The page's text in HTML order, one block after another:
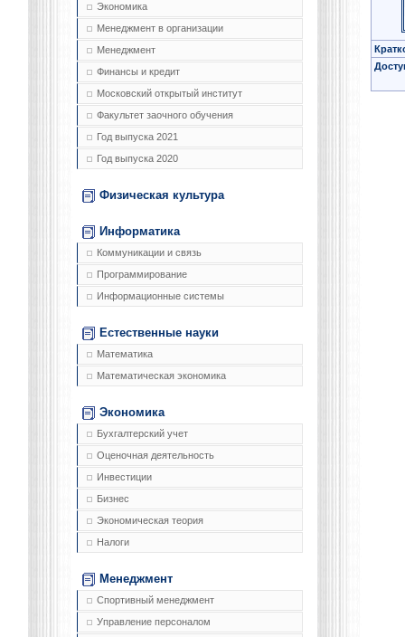
Экономика
Менеджмент в организации
Менеджмент
Финансы и кредит
Московский открытый институт
Факультет заочного обучения
Год выпуска 2021
Год выпуска 2020
Физическая культура
Информатика
Коммуникации и связь
Программирование
Информационные системы
Естественные науки
Математика
Математическая экономика
Экономика
Бухгалтерский учет
Оценочная деятельность
Инвестиции
Бизнес
Экономическая теория
Налоги
Менеджмент
Спортивный менеджмент
Управление персоналом